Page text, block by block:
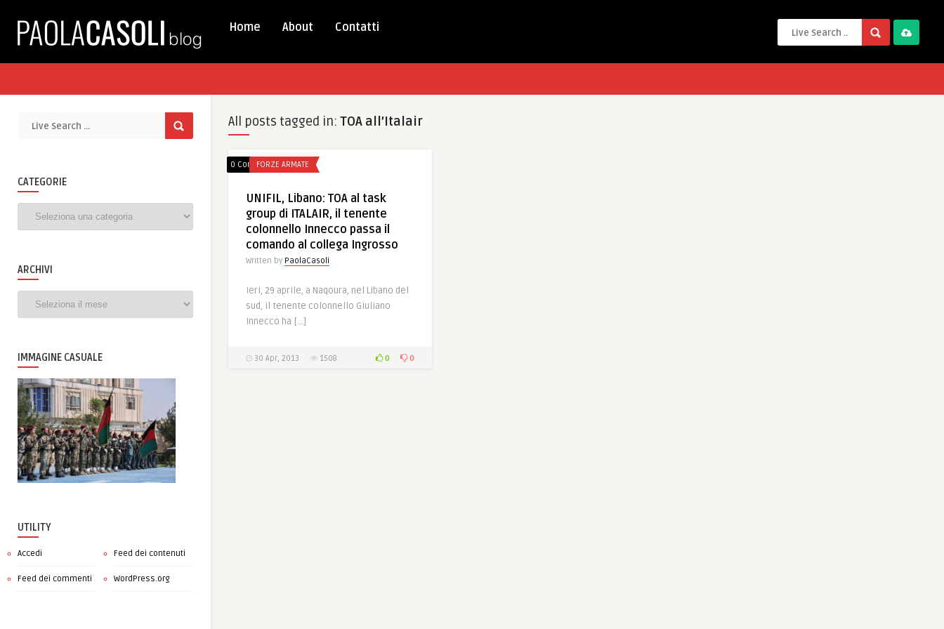
Home About Contatti
CATEGORIE
ARCHIVI
IMMAGINE CASUALE
UTILITY
Accedi Feed dei contenuti
Feed dei commenti WordPress.org
All posts tagged in: TOA all’Italair
0 CommentsFORZE ARMATE
UNIFIL, Libano: TOA al task
group di ITALAIR, il tenente
colonnello Innecco passa il
comando al collega Ingrosso
Written by PaolaCasoli
Ieri, 29 aprile, a Naqoura, nel Libano del
sud, il tenente colonnello Giuliano
Innecco ha […]
30 Apr, 2013 1508 0 0